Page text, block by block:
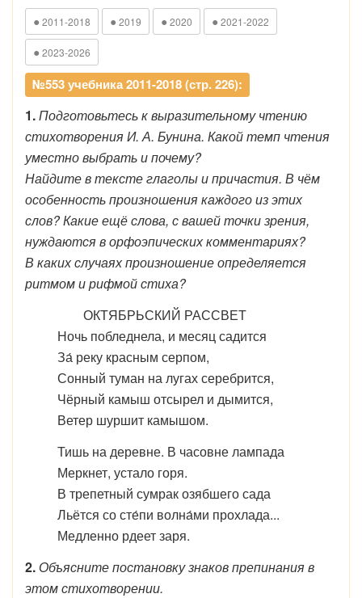
● 2011-2018 ● 2019 ● 2020 ● 2021-2022
● 2023-2026
№553 учебника 2011-2018 (стр. 226):
1.Подготовьтесь к выразительному чтению
стихотворения И. А. Бунина. Какой темп чтения
уместно выбрать и почему?
Найдите в тексте глаголы и причастия. В чём
особенность произношения каждого из этих
слов? Какие ещё слова, с вашей точки зрения,
нуждаются в орфоэпических комментариях?
В каких случаях произношение определяется
ритмом и рифмой стиха?
ОКТЯБРЬСКИЙ РАССВЕТ
Ночь побледнела, и месяц садится
За́ реку красным серпом,
Сонный туман на лугах серебрится,
Чёрный камыш отсырел и дымится,
Ветер шуршит камышом.
Тишь на деревне. В часовне лампада
Меркнет, устало горя.
В трепетный сумрак озябшего сада
Льётся со сте́пи волна́ми прохлада...
Медленно рдеет заря.
2. Объясните постановку знаков препинания в
этом стихотворении.